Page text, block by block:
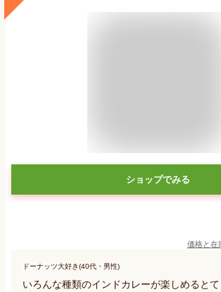
ショップでみる
価格と在
ドーナッツ大好き(40代・男性)
いろんな種類のインドカレーが楽しめると